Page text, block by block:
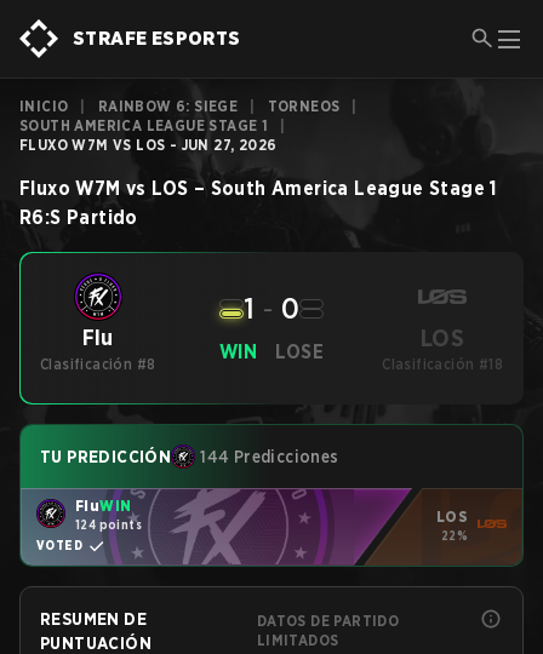
STRAFE ESPORTS
INICIO RAINBOW 6: SIEGE TORNEOS
SOUTH AMERICA LEAGUE STAGE 1
FLUXO W7M VS LOS - JUN 27, 2026
Fluxo W7M vs LOS – South America League Stage 1
R6:S Partido
Flu
Clasificación #8
WIN
1 - 0
LOSE LOS
Clasificación #18
TU PREDICCIÓN 144 Predicciones
FluWIN
124 points
VOTED
LOS
22%
RESUMEN DE
PUNTUACIÓN
DATOS DE PARTIDO
LIMITADOS